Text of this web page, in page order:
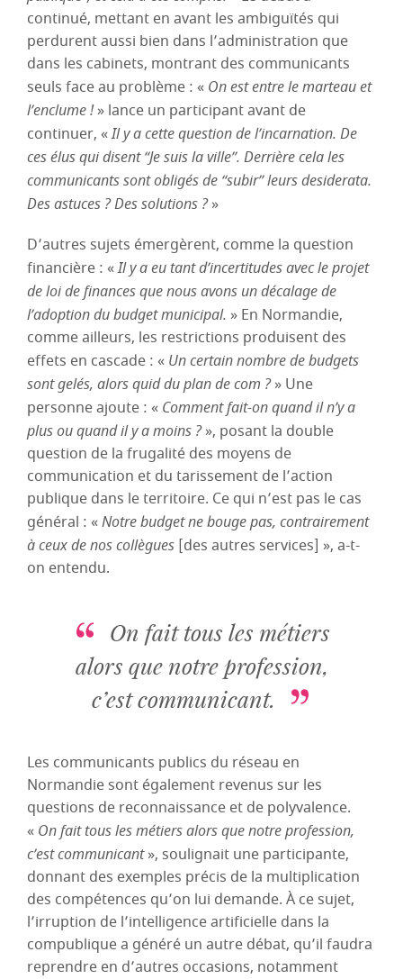
continué, mettant en avant les ambiguïtés qui
perdurent aussi bien dans l’administration que
dans les cabinets, montrant des communicants
seuls face au problème : « On est entre le marteau et
l’enclume !» lance un participant avant de
continuer, «Il y a cette question de l’incarnation. De
ces élus qui disent “Je suis la ville”. Derrière cela les
communicants sont obligés de “subir” leurs desiderata.
Des astuces ? Des solutions ?»
D’autres sujets émergèrent, comme la question
financière : «Il y a eu tant d’incertitudes avec le projet
de loi de finances que nous avons un décalage de
l’adoption du budget municipal. » En Normandie,
comme ailleurs, les restrictions produisent des
effets en cascade : « Un certain nombre de budgets
sont gelés, alors quid du plan de com ?» Une
personne ajoute : « Comment fait-on quand il n’y a
plus ou quand il y a moins ?», posant la double
question de la frugalité des moyens de
communication et du tarissement de l’action
publique dans le territoire. Ce qui n’est pas le cas
général : «Notre budget ne bouge pas, contrairement
à ceux de nos collègues [des autres services] », a-t-
on entendu.
On fait tous les métiers
alors que notre profession,
c’est communicant.
Les communicants publics du réseau en
Normandie sont également revenus sur les
questions de reconnaissance et de polyvalence.
« On fait tous les métiers alors que notre profession,
c’est communicant», soulignait une participante,
donnant des exemples précis de la multiplication
des compétences qu’on lui demande. À ce sujet,
l’irruption de l’intelligence artificielle dans la
compublique a généré un autre débat, qu’il faudra
reprendre en d’autres occasions, notamment